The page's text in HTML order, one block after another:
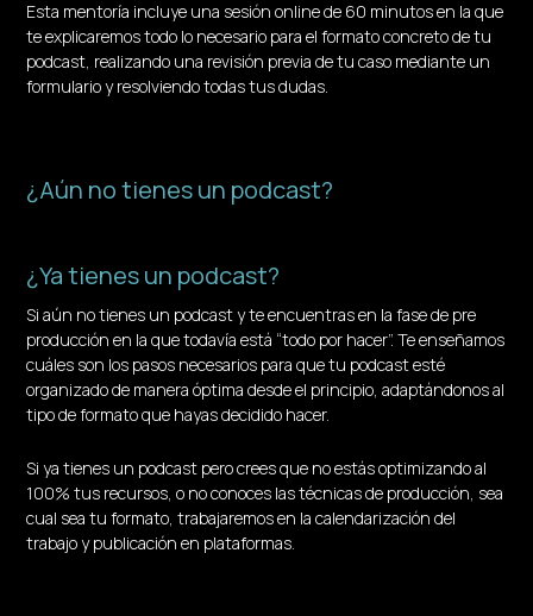
Esta mentoría incluye una sesión online de 60 minutos en la que
te explicaremos todo lo necesario para el formato concreto de tu
podcast, realizando una revisión previa de tu caso mediante un
formulario y resolviendo todas tus dudas.
¿Aún no tienes un podcast?
¿Ya tienes un podcast?
Si aún no tienes un podcast y te encuentras en la fase de pre
producción en la que todavía está “todo por hacer”. Te enseñamos
cuáles son los pasos necesarios para que tu podcast esté
organizado de manera óptima desde el principio, adaptándonos al
tipo de formato que hayas decidido hacer.
Si ya tienes un podcast pero crees que no estás optimizando al
100% tus recursos, o no conoces las técnicas de producción, sea
cual sea tu formato, trabajaremos en la calendarización del
trabajo y publicación en plataformas.